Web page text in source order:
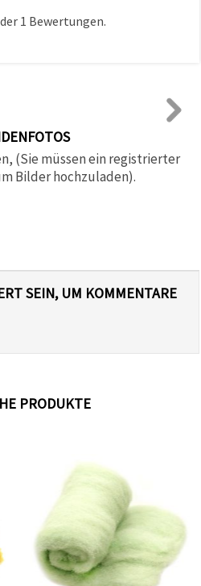
1 Bewertungen.
(Sie müssen ein registrierter
Bilder hochzuladen).
SEIN, UM KOMMENTARE
PRODUKTE